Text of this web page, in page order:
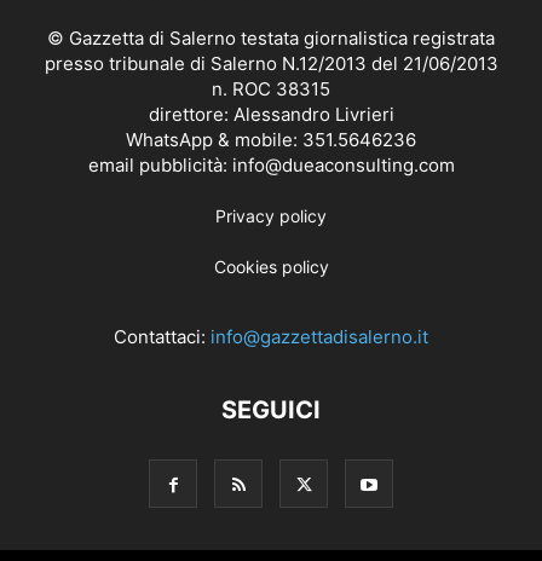
© Gazzetta di Salerno testata giornalistica registrata
presso tribunale di Salerno N.12/2013 del 21/06/2013
n. ROC 38315
direttore: Alessandro Livrieri
WhatsApp & mobile: 351.5646236
email pubblicità: info@dueaconsulting.com
Privacy policy
Cookies policy
Contattaci: info@gazzettadisalerno.it
SEGUICI